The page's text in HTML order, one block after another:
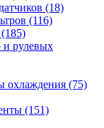
(18)
(116)
(185)
рулевых
охлаждения (75)
(151)